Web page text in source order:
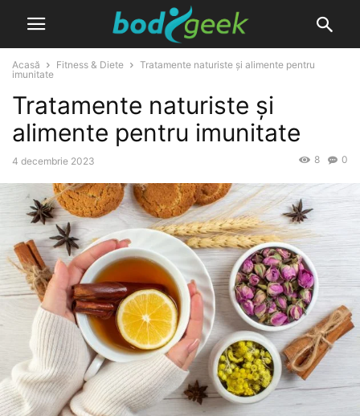
Acasă Fitness & Diete
Tratamente naturiste și alimente pentru
imunitate
Tratamente naturiste și
alimente pentru imunitate
4 decembrie 2023 0
8